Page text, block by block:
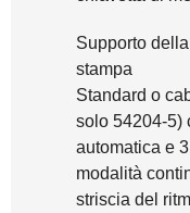
Supporto
stampa
Standard o
solo 54204-5)
automatica e
modalità
striscia del